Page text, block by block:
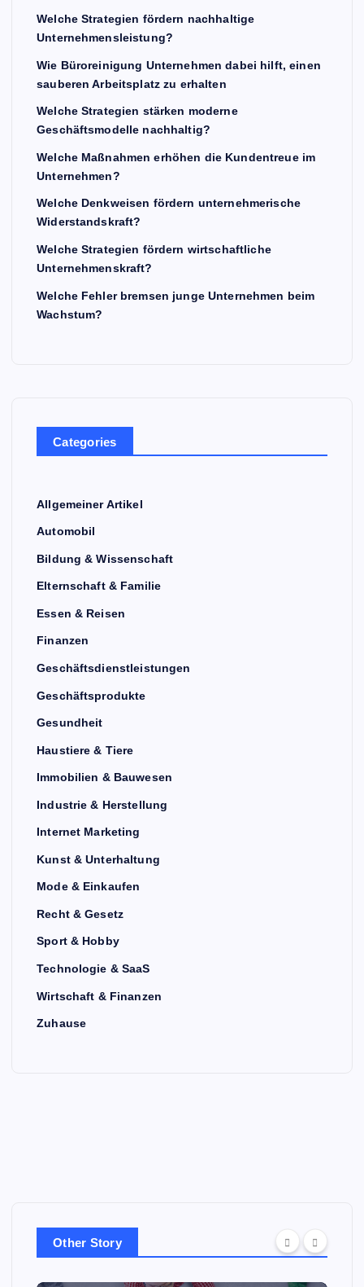
Welche Strategien fördern nachhaltige
Unternehmensleistung?
Wie Büroreinigung Unternehmen dabei hilft, einen
sauberen Arbeitsplatz zu erhalten
Welche Strategien stärken moderne
Geschäftsmodelle nachhaltig?
Welche Maßnahmen erhöhen die Kundentreue im
Unternehmen?
Welche Denkweisen fördern unternehmerische
Widerstandskraft?
Welche Strategien fördern wirtschaftliche
Unternehmenskraft?
Welche Fehler bremsen junge Unternehmen beim
Wachstum?
Categories
Allgemeiner Artikel
Automobil
Bildung & Wissenschaft
Elternschaft & Familie
Essen & Reisen
Finanzen
Geschäftsdienstleistungen
Geschäftsprodukte
Gesundheit
Haustiere & Tiere
Immobilien & Bauwesen
Industrie & Herstellung
Internet Marketing
Kunst & Unterhaltung
Mode & Einkaufen
Recht & Gesetz
Sport & Hobby
Technologie & SaaS
Wirtschaft & Finanzen
Zuhause
Other Story